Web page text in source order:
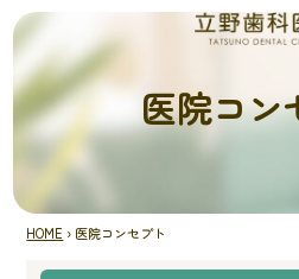
医院コン
HOME › 医院コンセプト